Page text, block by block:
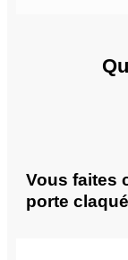
Vous faites
porte